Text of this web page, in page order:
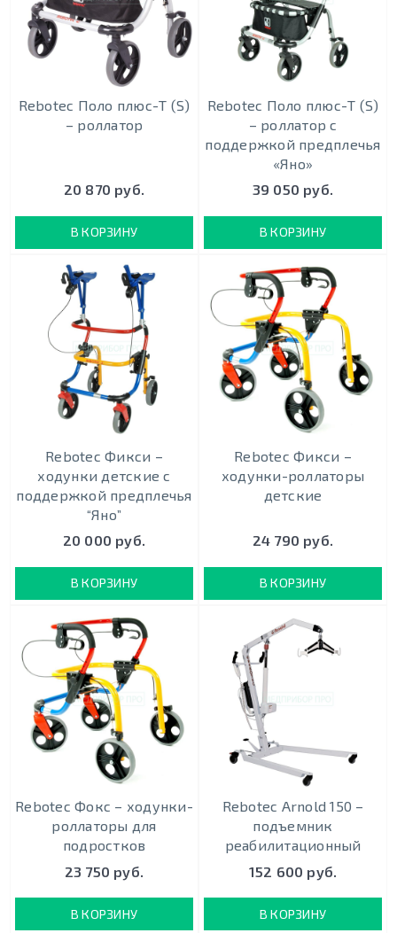
Rebotec Поло плюс-Т (S)
– роллатор
20 870 руб.
В КОРЗИНУ
Rebotec Поло плюс-Т (S)
– роллатор с
поддержкой предплечья
«Яно»
39 050 руб.
В КОРЗИНУ
Rebotec Фикси –
ходунки детские с
поддержкой предплечья
“Яно”
20 000 руб.
В КОРЗИНУ
Rebotec Фикси –
ходунки-роллаторы
детские
24 790 руб.
В КОРЗИНУ
Rebotec Фокс – ходунки-
роллаторы для
подростков
23 750 руб.
В КОРЗИНУ
Rebotec Arnold 150 –
подъемник
реабилитационный
152 600 руб.
В КОРЗИНУ